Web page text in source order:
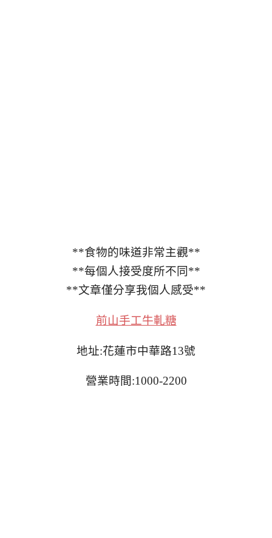
**食物的味道非常主觀**
**每個人接受度所不同**
**文章僅分享我個人感受**
前山手工牛軋糖
地址:花蓮市中華路13號
營業時間:1000-2200